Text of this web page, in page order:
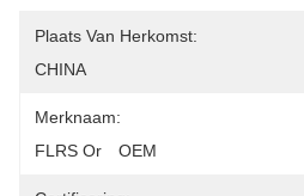
Plaats Van Herkomst:
CHINA
Merknaam:
FLRS Or　OEM